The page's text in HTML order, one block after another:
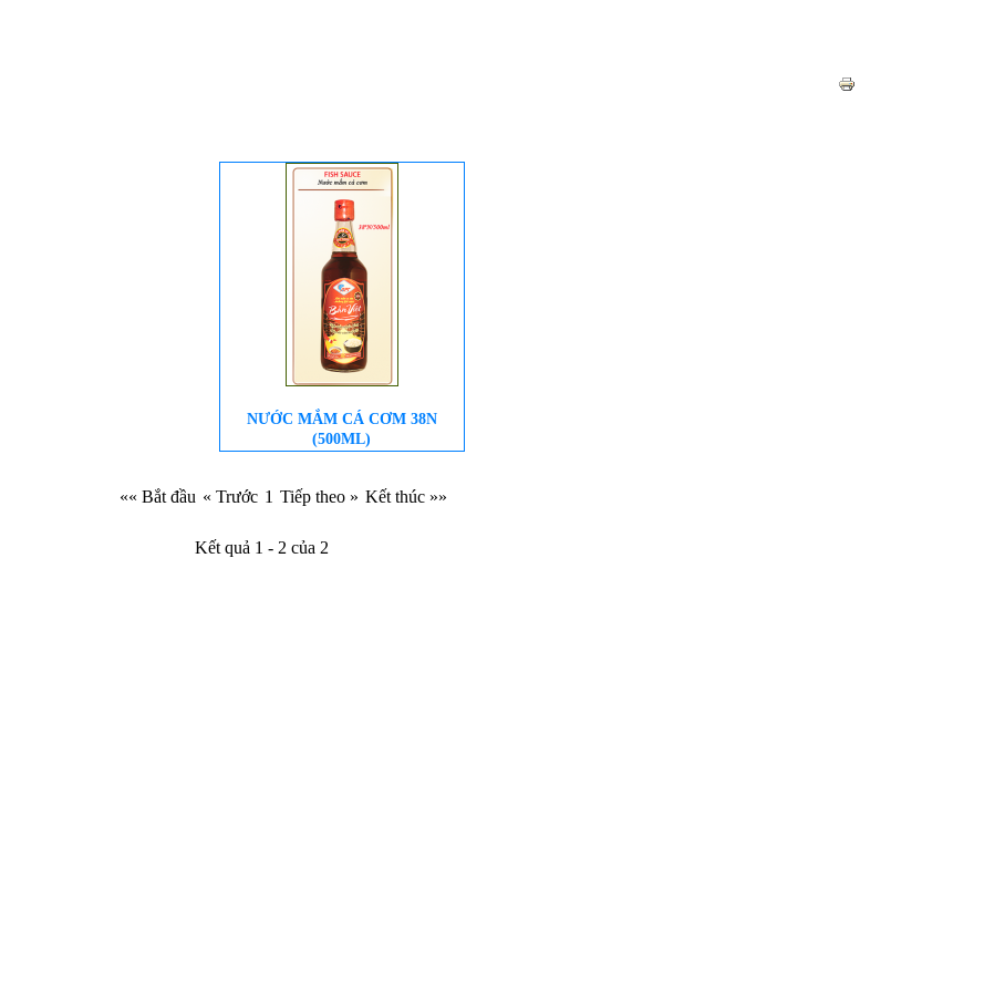
NƯỚC MẮM CÁ CƠM 38N
(500ML)
«« Bắt đầu « Trước 1 Tiếp theo » Kết thúc »»
Kết quả 1 - 2 của 2